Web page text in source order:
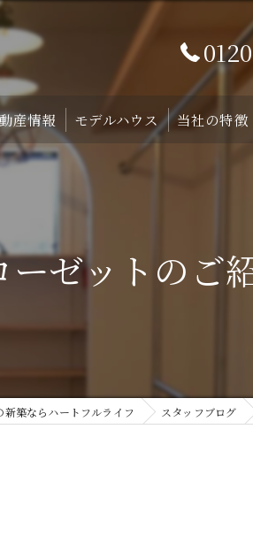
備
産情報 モデルハウス
ご予約
当社の特徴
リフォーム
ゼットのご
新築ならハートフルライフ スタッフブログ